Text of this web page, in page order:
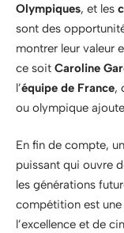
Olympiques, et les
sont des
montrer leur valeur
ce soit Caroline
l’équipe de France,
ou olympique
En fin de compte,
puissant qui ouvre
les générations
compétition est
l’excellence et de